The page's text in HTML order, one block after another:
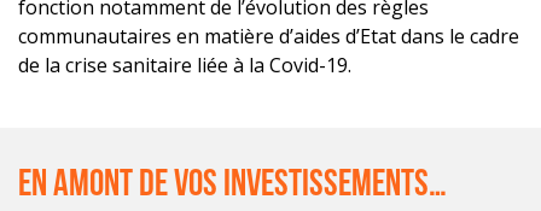
fonction notamment de l’évolution des règles
communautaires en matière d’aides d’Etat dans le cadre
de la crise sanitaire liée à la Covid-19.
En amont de vos investissements…